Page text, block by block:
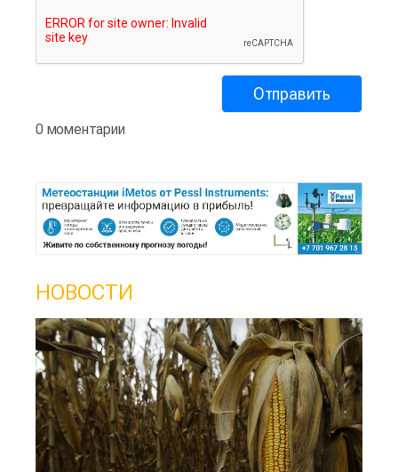
0 моментарии
НОВОСТИ